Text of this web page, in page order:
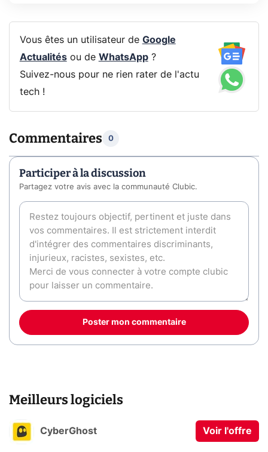
Vous êtes un utilisateur de Google
Actualitésou de WhatsApp?
Suivez-nous pour ne rien rater de l'actu
tech !
Commentaires 0
Participer à la discussion
Partagez votre avis avec la communauté Clubic.
Poster mon commentaire
Meilleurs logiciels
CyberGhost Voir l'offre